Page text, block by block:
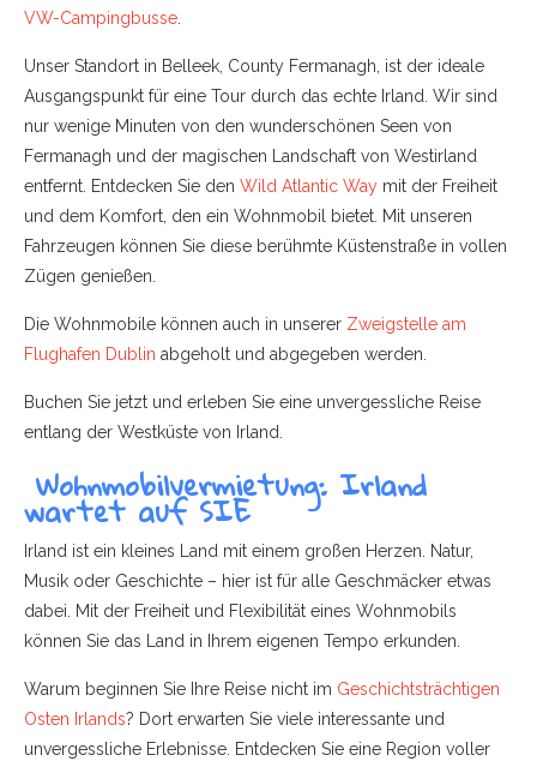
VW-Campingbusse.
Unser Standort in Belleek, County Fermanagh, ist der ideale
Ausgangspunkt für eine Tour durch das echte Irland. Wir sind
nur wenige Minuten von den wunderschönen Seen von
Fermanagh und der magischen Landschaft von Westirland
entfernt. Entdecken Sie den Wild Atlantic Way mit der Freiheit
und dem Komfort, den ein Wohnmobil bietet. Mit unseren
Fahrzeugen können Sie diese berühmte Küstenstraße in vollen
Zügen genießen.
Die Wohnmobile können auch in unserer Zweigstelle am
Flughafen Dublin abgeholt und abgegeben werden.
Buchen Sie jetzt und erleben Sie eine unvergessliche Reise
entlang der Westküste von Irland.
Wohnmobilvermietung: Irland
wartet auf SIE
Irland ist ein kleines Land mit einem großen Herzen. Natur,
Musik oder Geschichte – hier ist für alle Geschmäcker etwas
dabei. Mit der Freiheit und Flexibilität eines Wohnmobils
können Sie das Land in Ihrem eigenen Tempo erkunden.
Warum beginnen Sie Ihre Reise nicht im Geschichtsträchtigen
Osten Irlands? Dort erwarten Sie viele interessante und
unvergessliche Erlebnisse. Entdecken Sie eine Region voller